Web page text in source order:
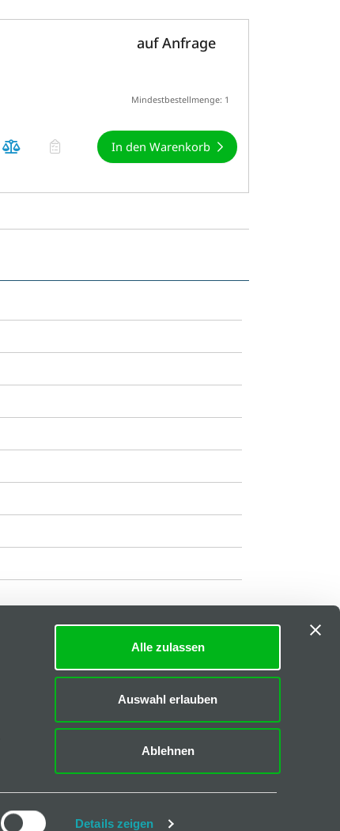
Details zeigen
Alle zulassen
Auswahl erlauben
Ablehnen
auf Anfrage
Mindestbestellmenge: 1
In den Warenkorb
Downloads
FAQs
CAD-Daten
Katalog I-40
Katalog B-45